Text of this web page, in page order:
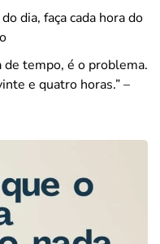
dia, faça cada hora do
de tempo, é o problema.
e quatro horas.” –